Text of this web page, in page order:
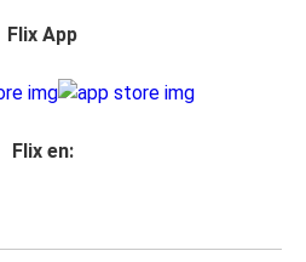
Flix App
Flix en: